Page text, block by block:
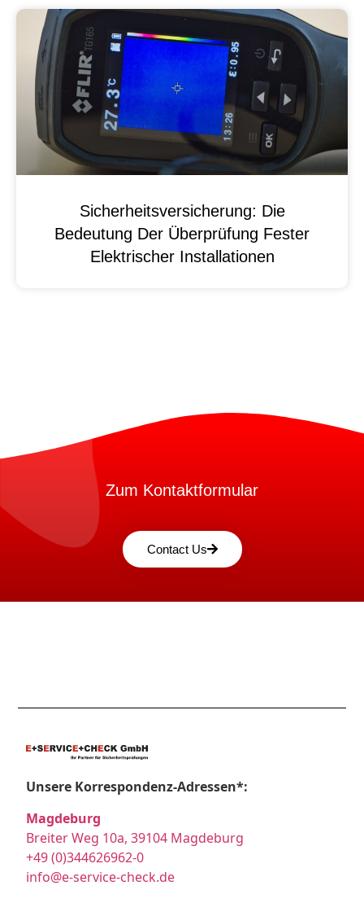
Sicherheitsversicherung: Die
Bedeutung Der Überprüfung Fester
Elektrischer Installationen
Zum Kontaktformular
Contact Us
Unsere Korrespondenz-Adressen*:
Magdeburg
Breiter Weg 10a, 39104 Magdeburg
+49 (0)344626962-0
info@e-service-check.de